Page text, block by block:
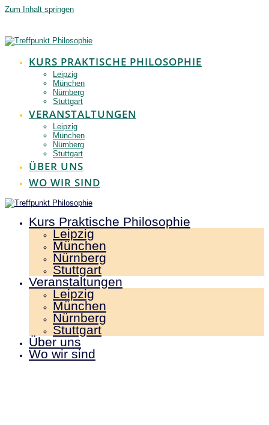
Zum Inhalt springen
KURS PRAKTISCHE PHILOSOPHIE
Leipzig
München
Nürnberg
Stuttgart
VERANSTALTUNGEN
Leipzig
München
Nürnberg
Stuttgart
ÜBER UNS
WO WIR SIND
Kurs Praktische Philosophie
Leipzig
München
Nürnberg
Stuttgart
Veranstaltungen
Leipzig
München
Nürnberg
Stuttgart
Über uns
Wo wir sind